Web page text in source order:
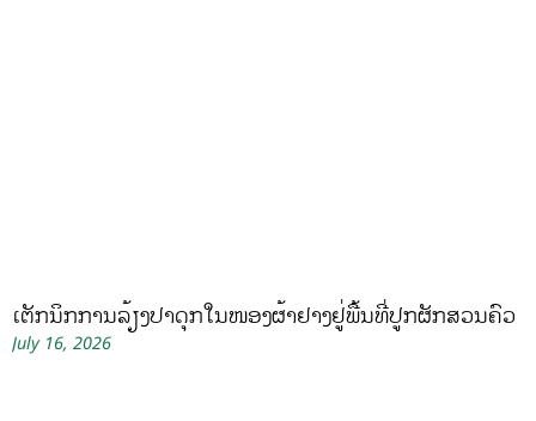
ເຕັກນິກການລ້ຽງປາດຸກໃນໜອງຜ້າຢາງຢູ່ພື້ນທີ່ປູກຜັກສວນຄົວ
July 16, 2026